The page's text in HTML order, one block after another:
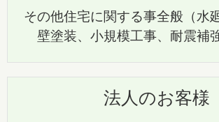
その他住宅に関する事全般（水
壁塗装、小規模工事、耐震補
法人のお客様